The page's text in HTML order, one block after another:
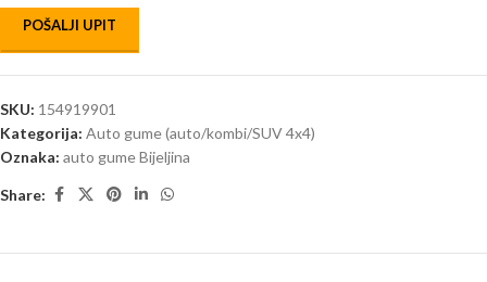
POŠALJI UPIT
SKU: 154919901
Kategorija: Auto gume (auto/kombi/SUV 4x4)
Oznaka: auto gume Bijeljina
Share: